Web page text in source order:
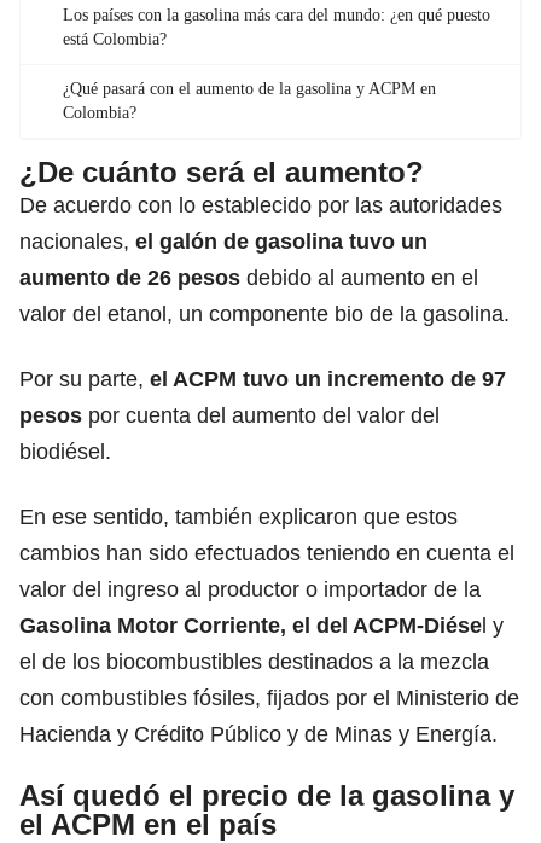
Los países con la gasolina más cara del mundo: ¿en qué puesto
está Colombia?
¿Qué pasará con el aumento de la gasolina y ACPM en
Colombia?
¿De cuánto será el aumento?
De acuerdo con lo establecido por las autoridades
nacionales, el galón de gasolina tuvo un
aumento de 26 pesos debido al aumento en el
valor del etanol, un componente bio de la gasolina.
Por su parte, el ACPM tuvo un incremento de 97
pesos por cuenta del aumento del valor del
biodiésel.
En ese sentido, también explicaron que estos
cambios han sido efectuados teniendo en cuenta el
valor del ingreso al productor o importador de la
Gasolina Motor Corriente, el del ACPM-Diésel y
el de los biocombustibles destinados a la mezcla
con combustibles fósiles, fijados por el Ministerio de
Hacienda y Crédito Público y de Minas y Energía.
Así quedó el precio de la gasolina y
el ACPM en el país